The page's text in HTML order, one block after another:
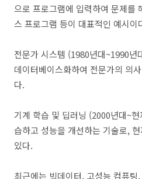
으로 프로그램에 입력하여 문제를
스 프로그램 등이 대표적인 예시이
전문가 시스템 (1980년대~1990년
데이터베이스화하여 전문가의 의
다.
기계 학습 및 딥러닝 (2000년대~현
습하고 성능을 개선하는 기술로,
있다.
최근에는 빅데이터, 고성능 컴퓨팅,